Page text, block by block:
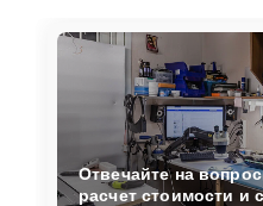
Отвечайте на
расчет стоимости и